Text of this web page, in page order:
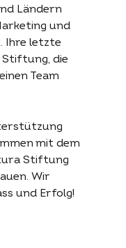
Spenden
permakultur-
konkret
Beschrieb
Website konkret
Ländern
und
Ihre letzte
die
Team
mit dem
Stiftung
Wir
und Erfolg!